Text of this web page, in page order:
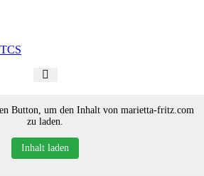
Button, um den Inhalt von marietta-fritz.com
zu laden.
Inhalt laden